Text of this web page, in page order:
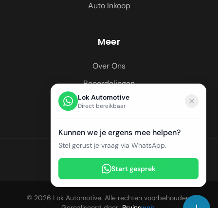
Auto Inkoop
Meer
Over Ons
Beoordelingen
Regio's
© 2026 Lok Automotive. Alle rechten voorbehouden.
Lok Automotive
Direct bereikbaar
Kunnen we je ergens mee helpen?
Stel gerust je vraag via WhatsApp.
Start gesprek